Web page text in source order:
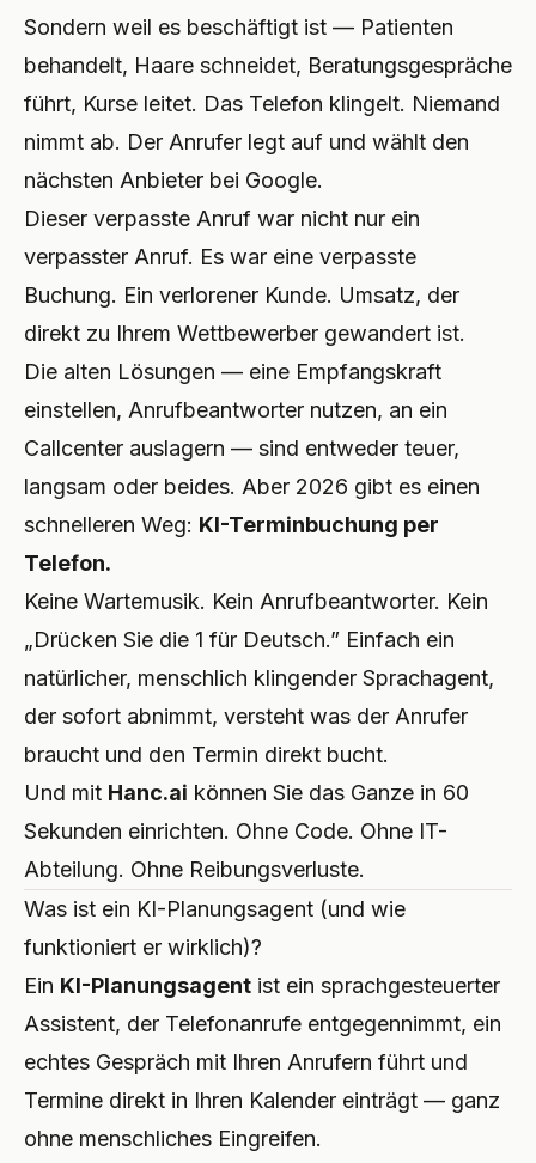
PROFESSIONAL
Anwalt
Bestattung
Agentur
Immobilien
Versicherung
SaaS
Sondern weil es beschäftigt ist — Patienten
behandelt, Haare schneidet, Beratungsgespräche
führt, Kurse leitet. Das Telefon klingelt. Niemand
nimmt ab. Der Anrufer legt auf und wählt den
nächsten Anbieter bei Google.
Dieser verpasste Anruf war nicht nur ein
verpasster Anruf. Es war eine verpasste
Buchung. Ein verlorener Kunde. Umsatz, der
direkt zu Ihrem Wettbewerber gewandert ist.
Die alten Lösungen — eine Empfangskraft
einstellen, Anrufbeantworter nutzen, an ein
Callcenter auslagern — sind entweder teuer,
langsam oder beides. Aber 2026 gibt es einen
schnelleren Weg: KI-Terminbuchung per
Telefon.
Keine Wartemusik. Kein Anrufbeantworter. Kein
„Drücken Sie die 1 für Deutsch.” Einfach ein
natürlicher, menschlich klingender Sprachagent,
der sofort abnimmt, versteht was der Anrufer
braucht und den Termin direkt bucht.
Und mit Hanc.ai können Sie das Ganze in 60
Sekunden einrichten. Ohne Code. Ohne IT-
Abteilung. Ohne Reibungsverluste.
Was ist ein KI-Planungsagent (und wie
funktioniert er wirklich)?
Ein KI-Planungsagent ist ein sprachgesteuerter
Assistent, der Telefonanrufe entgegennimmt, ein
echtes Gespräch mit Ihren Anrufern führt und
Termine direkt in Ihren Kalender einträgt — ganz
ohne menschliches Eingreifen.